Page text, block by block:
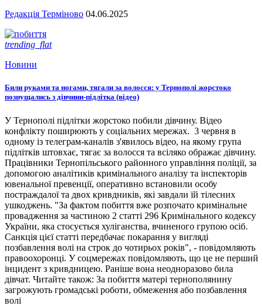
Редакція Терміново 04.06.2025
trending_flat
Новини
Били руками та ногами, тягали за волосся: у Тернополі жорстоко
познущались з дівчини-підлітка (відео)
У Тернополі підлітки жорстоко побили дівчину. Відео
конфлікту поширюють у соціальних мережах. 3 червня в
одному із телеграм-каналів з'явилось відео, на якому група
підлітків штовхає, тягає за волосся та всіляко ображає дівчину.
Працівники Тернопільського районного управління поліції, за
допомогою аналітиків кримінального аналізу та інспекторів
ювенальної превенції, оперативно встановили особу
постраждалої та двох кривдників, які завдали їй тілесних
ушкоджень. "За фактом побиття вже розпочато кримінальне
провадження за частиною 2 статті 296 Кримінального кодексу
України, яка стосується хуліганства, вчиненого групою осіб.
Санкція цієї статті передбачає покарання у вигляді
позбавлення волі на строк до чотирьох років", - повідомляють
правоохоронці. У соцмережах повідомляють, що це не перший
інцидент з кривдницею. Раніше вона неодноразово била
дівчат. Читайте також: За побиття матері тернополянину
загрожують громадські роботи, обмеження або позбавлення
волі